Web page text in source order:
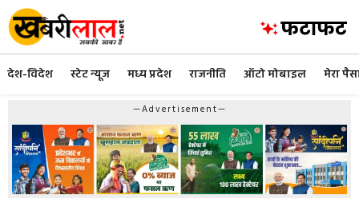
Skip
to
content
देश-विदेश स्टेट न्यूज मध्य प्रदेश राजनीति ऑटो मोबाइल मेरा
—Advertisement—